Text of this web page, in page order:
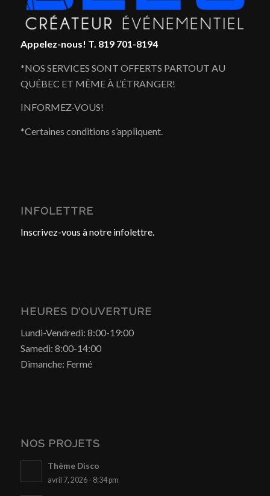
Appelez-nous! T. 819 701-8194
*NOS SERVICES SONT OFFERTS PARTOUT AU
QUÉBEC ET MÊME À L’ÉTRANGER!
INFORMEZ-VOUS!
*Certaines conditions s’appliquent.
INFOLETTRE
Inscrivez-vous à notre infolettre.
HEURES D’OUVERTURE
Lundi-Vendredi: 8:00-19:00
Samedi: 8:00-14:00
Dimanche: Fermé
NOS PROJETS
Thème Disco
avril 7, 2026 - 8:34 pm